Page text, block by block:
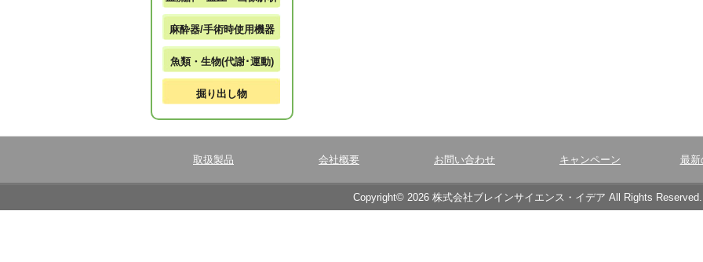
麻酔器/手術時使用機器
魚類・生物(代謝･運動)
掘り出し物
取扱製品 会社概要 お問い合わせ キャンペーン 最新
Copyright© 2026 株式会社ブレインサイエンス・イデア All Rights Reserved.